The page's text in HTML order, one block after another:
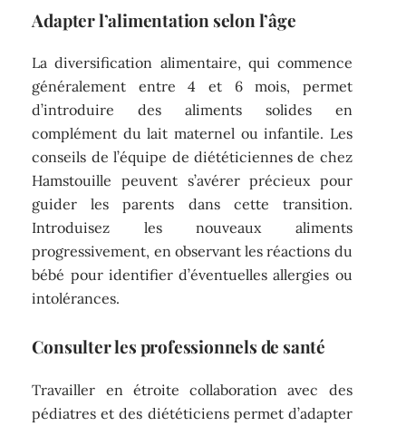
Adapter l’alimentation selon l’âge
La diversification alimentaire, qui commence
généralement entre 4 et 6 mois, permet
d’introduire des aliments solides en
complément du lait maternel ou infantile. Les
conseils de l’équipe de diététiciennes de chez
Hamstouille peuvent s’avérer précieux pour
guider les parents dans cette transition.
Introduisez les nouveaux aliments
progressivement, en observant les réactions du
bébé pour identifier d’éventuelles allergies ou
intolérances.
Consulter les professionnels de santé
Travailler en étroite collaboration avec des
pédiatres et des diététiciens permet d’adapter